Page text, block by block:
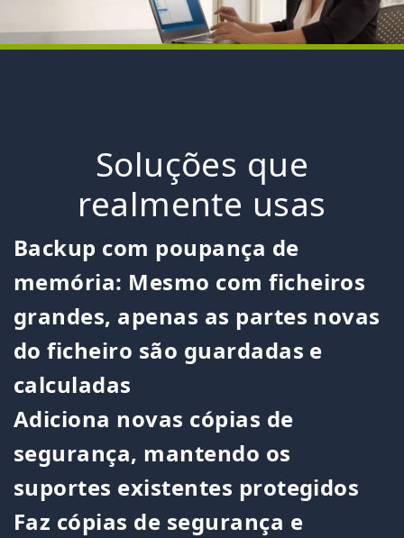
Soluções que
realmente usas
Backup com poupança de
memória: Mesmo com ficheiros
grandes, apenas as partes novas
do ficheiro são guardadas e
calculadas
Adiciona novas cópias de
segurança, mantendo os
suportes existentes protegidos
Faz cópias de segurança e